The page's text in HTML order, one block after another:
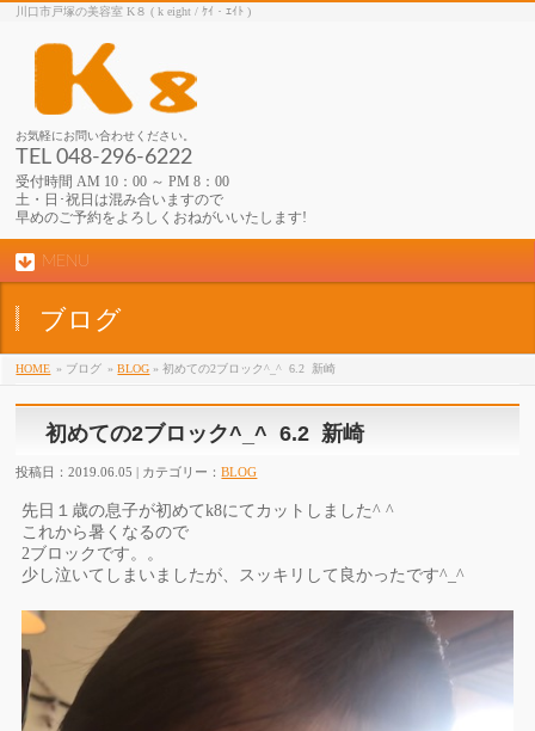
川口市戸塚の美容室 K８ ( k eight / ｹｲ・ｴｲﾄ )
お気軽にお問い合わせください。
TEL 048-296-6222
受付時間 AM 10：00 ～ PM 8：00
土・日･祝日は混み合いますので
早めのご予約をよろしくおねがいいたします!
MENU
ブログ
HOME » ブログ »BLOG » 初めての2ブロック^_^ 6.2 新崎
初めての2ブロック^_^ 6.2 新崎
投稿日：2019.06.05 | カテゴリー：BLOG
先日１歳の息子が初めてk8にてカットしました^ ^
これから暑くなるので
2ブロックです。。
少し泣いてしまいましたが、スッキリして良かったです^_^